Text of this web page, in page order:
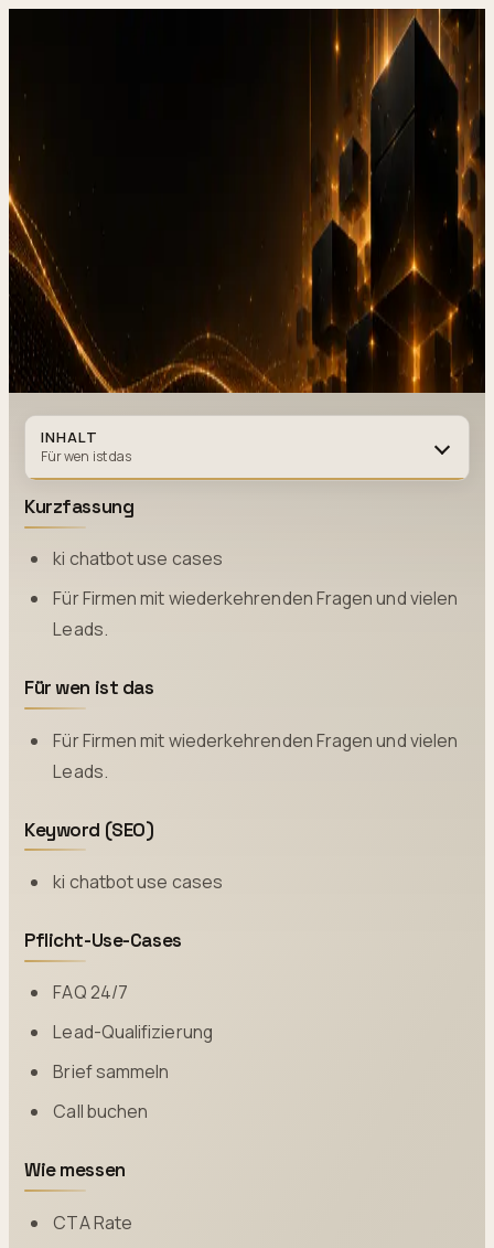
KI-Chatbot: 7 Use Cases, die
Referenzen in Produktion
KI-Chatbot:
7 Use Cases, die wirklich Zeit
sparen
31. DEZEMBER 2025
7kar7son7
INHALT
Für wen ist das
Kurzfassung
ki chatbot use cases
Für Firmen mit wiederkehrenden Fragen und vielen
Leads.
Für wen ist das
Für Firmen mit wiederkehrenden Fragen und vielen
Leads.
Keyword (SEO)
ki chatbot use cases
Pflicht-Use-Cases
FAQ 24/7
Lead-Qualifizierung
Brief sammeln
Call buchen
Wie messen
CTA Rate